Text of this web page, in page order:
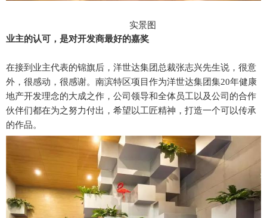
实景图
业主的认可，是对开发商最好的嘉奖
在接到业主代表的锦旗后，洋世达集团总裁张志兴先生说，很意
外，很感动，很感谢。南滨特区项目作为洋世达集团集20年健康
地产开发理念的大成之作，公司领导和全体员工以及公司的合作
伙伴们都在为之努力付出，希望以工匠精神，打造一个可以传承
的作品。